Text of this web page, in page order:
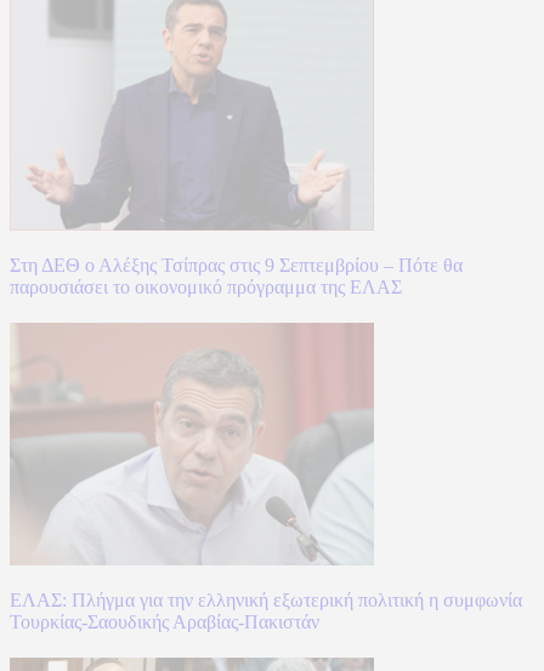
Στη ΔΕΘ ο Αλέξης Τσίπρας στις 9 Σεπτεμβρίου – Πότε θα
παρουσιάσει το οικονομικό πρόγραμμα της ΕΛΑΣ
ΕΛΑΣ: Πλήγμα για την ελληνική εξωτερική πολιτική η συμφωνία
Τουρκίας-Σαουδικής Αραβίας-Πακιστάν